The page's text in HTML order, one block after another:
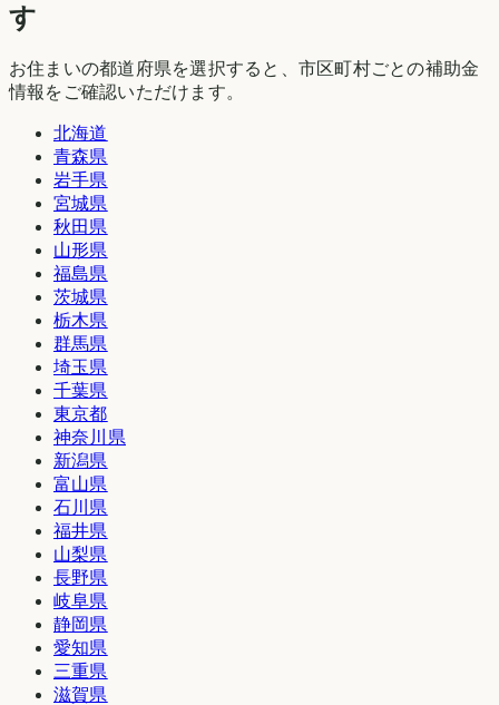
す
お住まいの都道府県を選択すると、市区町村ごとの補助金
情報をご確認いただけます。
北海道
青森県
岩手県
宮城県
秋田県
山形県
福島県
茨城県
栃木県
群馬県
埼玉県
千葉県
東京都
神奈川県
新潟県
富山県
石川県
福井県
山梨県
長野県
岐阜県
静岡県
愛知県
三重県
滋賀県